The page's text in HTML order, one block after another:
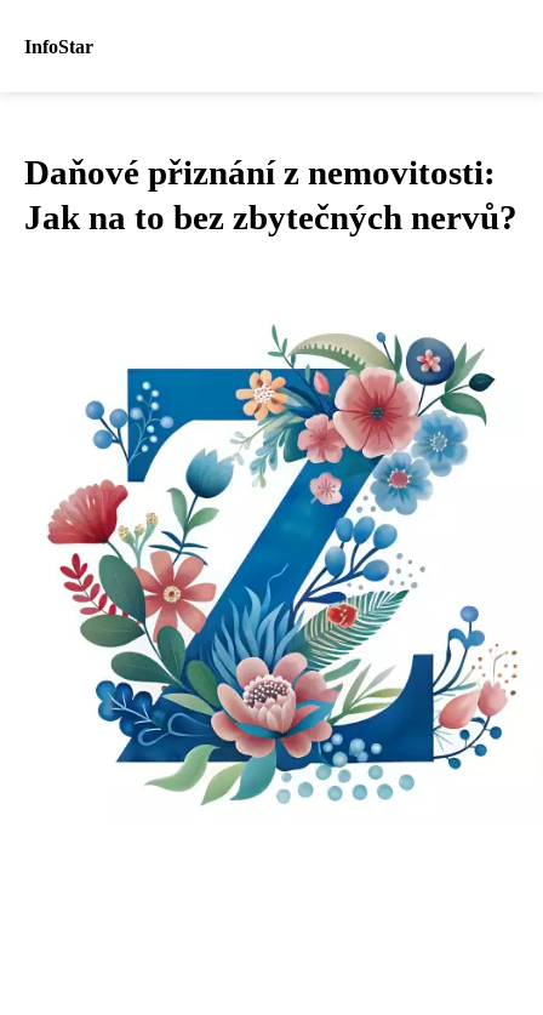
InfoStar
Daňové přiznání z nemovitosti:
Jak na to bez zbytečných nervů?